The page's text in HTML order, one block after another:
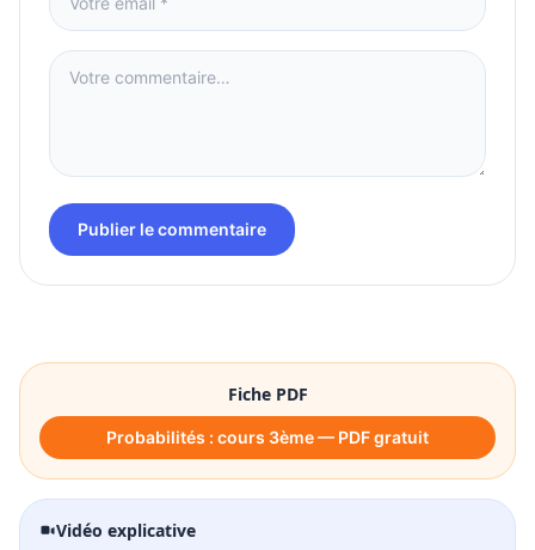
Publier le commentaire
Fiche PDF
Probabilités : cours 3ème — PDF gratuit
Vidéo explicative